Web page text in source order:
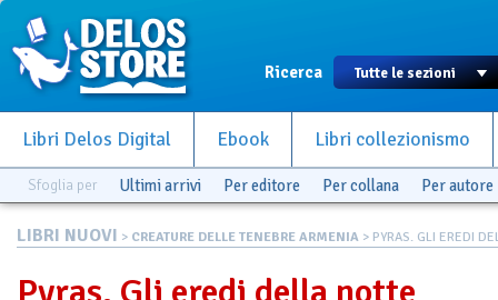
Ricerca
Libri Delos Digital Ebook Libri collezionismo
Sfoglia per Ultimi arrivi Per editore Per collana Per autore
LIBRI NUOVI > CREATURE DELLE TENEBRE ARMENIA > PYRAS. GLI EREDI